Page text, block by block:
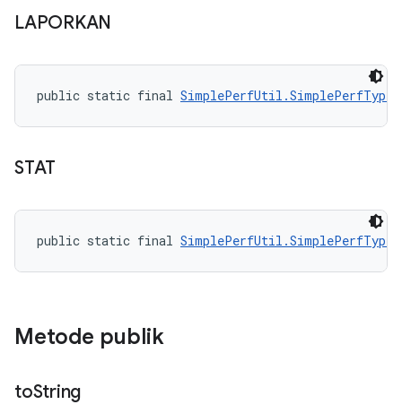
LAPORKAN
public static final SimplePerfUtil.SimplePerfType
STAT
public static final SimplePerfUtil.SimplePerfType
Metode publik
toString